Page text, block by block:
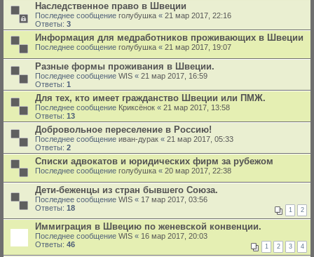
Наследственное право в Швеции
Последнее сообщение голубушка « 21 мар 2017, 22:16
Ответы: 3
Информация для медработников проживающих в Швеции
Последнее сообщение голубушка « 21 мар 2017, 19:07
Разные формы проживания в Швеции.
Последнее сообщение WIS « 21 мар 2017, 16:59
Ответы: 1
Для тех, кто имеет гражданство Швеции или ПМЖ.
Последнее сообщение Криксёнок « 21 мар 2017, 13:58
Ответы: 13
Добровольное переселение в Россию!
Последнее сообщение иван-дурак « 21 мар 2017, 05:33
Ответы: 2
Списки адвокатов и юридических фирм за рубежом
Последнее сообщение голубушка « 20 мар 2017, 22:38
Дети-беженцы из стран бывшего Союза.
Последнее сообщение WIS « 17 мар 2017, 03:56
Ответы: 18 1 2
Иммиграция в Швецию по женевской конвенции.
Последнее сообщение WIS « 16 мар 2017, 20:03
Ответы: 46 1 2 3 4